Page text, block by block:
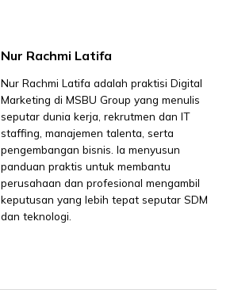
Nur Rachmi Latifa
Nur Rachmi Latifa adalah praktisi Digital
Marketing di MSBU Group yang menulis
seputar dunia kerja, rekrutmen dan IT
staffing, manajemen talenta, serta
pengembangan bisnis. Ia menyusun
panduan praktis untuk membantu
perusahaan dan profesional mengambil
keputusan yang lebih tepat seputar SDM
dan teknologi.